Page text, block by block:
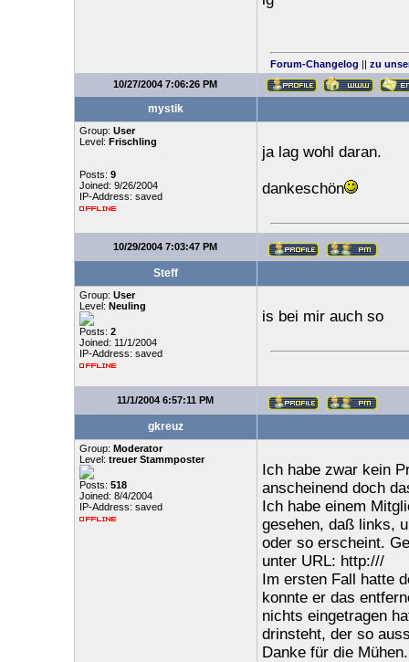
Forum-Changelog || zu
10/27/2004 7:06:26 PM
mystik
Group: User
Level: Frischling
Posts: 9
Joined: 9/26/2004
IP-Address: saved
ja lag wohl daran.
dankeschön
10/29/2004 7:03:47 PM
Steff
Group: User
Level: Neuling
Posts: 2
Joined: 11/1/2004
IP-Address: saved
is bei mir auch so
11/1/2004 6:57:11 PM
gkreuz
Group: Moderator
Level: treuer Stammposter
Posts: 518
Joined: 8/4/2004
IP-Address: saved
Ich habe zwar kein
anscheinend doch
Ich habe einem
gesehen, daß links,
oder so erscheint.
unter URL: http:///
Im ersten Fall hatte
konnte er das
nichts eingetragen
drinsteht, der so
Danke für die Mühen.